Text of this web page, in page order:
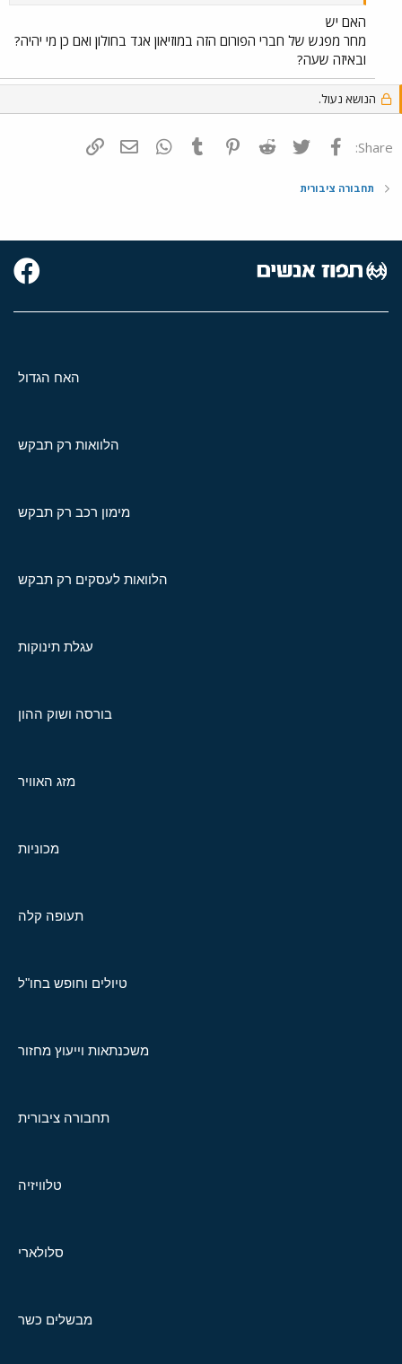
האם יש
מחר מפגש של חברי הפורום הזה במוזיאון אגד בחולון ואם כן מי יהיה?
ובאיזה שעה?
הנושא נעול.
Share: פייסבוק Twitter
Reddit
Pinterest
Tumblr
WhatsAppדואר אלקטרוני
תחבורה ציבורית
האח הגדול
הלוואות רק תבקש
מימון רכב רק תבקש
הלוואות לעסקים רק תבקש
עגלת תינוקות
בורסה ושוק ההון
מזג האוויר
מכוניות
תעופה קלה
טיולים וחופש בחו"ל
משכנתאות וייעוץ מחזור
תחבורה ציבורית
טלוויזיה
סלולארי
מבשלים כשר